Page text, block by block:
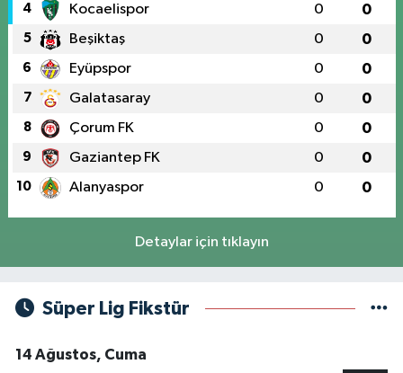
4 Kocaelispor 0 0
5 Beşiktaş 0 0
6 Eyüpspor 0 0
7 Galatasaray 0 0
8 Çorum FK 0 0
9 Gaziantep FK 0 0
10 Alanyaspor 0 0
Detaylar için tıklayın
Süper Lig Fikstür
14 Ağustos, Cuma